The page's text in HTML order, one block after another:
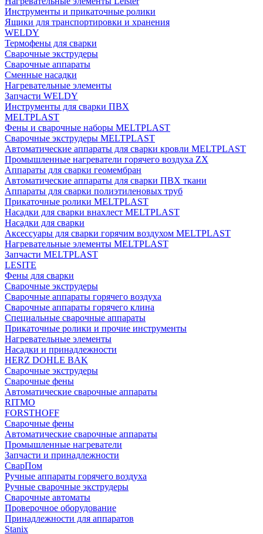
Инструменты и прикаточные ролики
Ящики для транспортировки и хранения
WELDY
Термофены для сварки
Сварочные экструдеры
Сварочные аппараты
Сменные насадки
Нагревательные элементы
Запчасти WELDY
Инструменты для сварки ПВХ
MELTPLAST
Фены и сварочные наборы MELTPLAST
Сварочные экструдеры MELTPLAST
Автоматические аппараты для сварки кровли MELTPLAST
Промышленные нагреватели горячего воздуха ZX
Аппараты для сварки геомембран
Автоматические аппараты для сварки ПВХ ткани
Аппараты для сварки полиэтиленовых труб
Прикаточные ролики MELTPLAST
Насадки для сварки внахлест MELTPLAST
Насадки для сварки
Аксессуары для сварки горячим воздухом MELTPLAST
Нагревательные элементы MELTPLAST
Запчасти MELTPLAST
LESITE
Фены для сварки
Сварочные экструдеры
Сварочные аппараты горячего воздуха
Сварочные аппараты горячего клина
Специальные сварочные аппараты
Прикаточные ролики и прочие инструменты
Нагревательные элементы
Насадки и принадлежности
HERZ DOHLE BAK
Сварочные экструдеры
Сварочные фены
Автоматические сварочные аппараты
RITMO
FORSTHOFF
Сварочные фены
Автоматические сварочные аппараты
Промышленные нагреватели
Запчасти и принадлежности
СварПом
Ручные аппараты горячего воздуха
Ручные сварочные экструдеры
Сварочные автоматы
Проверочное оборудование
Принадлежности для аппаратов
Stanix